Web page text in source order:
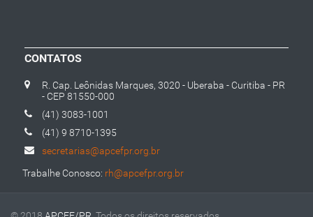
CONTATOS
R. Cap. Leônidas Marques, 3020 - Uberaba - Curitiba - PR
- CEP 81550-000
(41) 3083-1001
(41) 9 8710-1395
secretarias@apcefpr.org.br
Trabalhe Conosco: rh@apcefpr.org.br